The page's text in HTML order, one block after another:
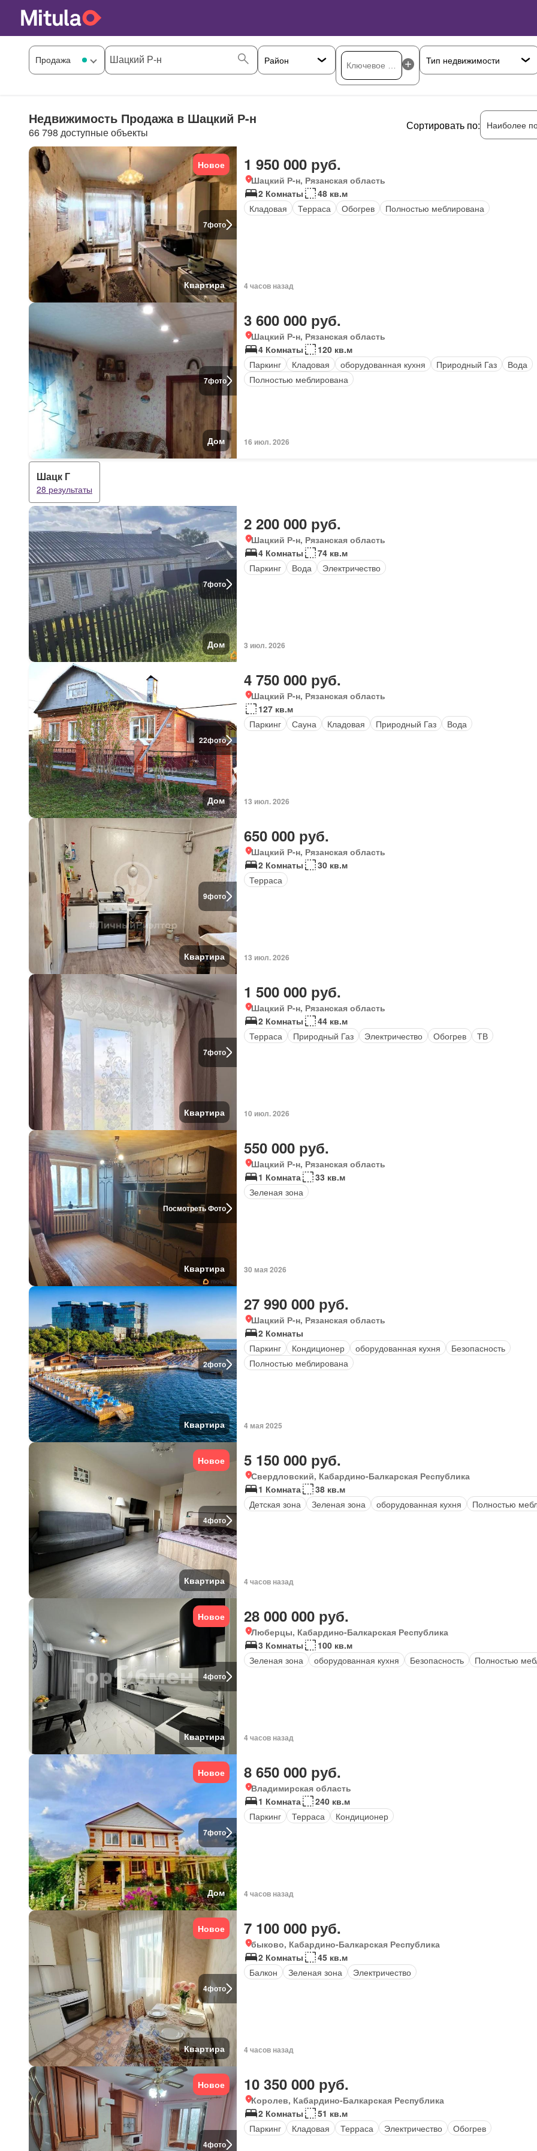
Недвижимость Продажа в Шацкий Р-н
66 798 доступные объекты
Сортировать по: Наиболее
7фото
Новое
Квартира
1 950 000 руб.
Шацкий Р-н, Рязанская область
2 Комнаты
48 кв.м
Кладовая
Терраса Обогрев Полностью меблирована
4 часов назад
7фото
Дом
3 600 000 руб.
Шацкий Р-н, Рязанская область
4 Комнаты
120 кв.м
Паркинг
Кладовая оборудованная кухня Природный Газ
Вода
Полностью меблирована
16 июл. 2026
Шацк Г
28 результаты
7фото
Дом
2 200 000 руб.
Шацкий Р-н, Рязанская область
4 Комнаты
74 кв.м
Паркинг
Вода Электричество
3 июл. 2026
22фото
Дом
4 750 000 руб.
Шацкий Р-н, Рязанская область
127 кв.м
Паркинг
Сауна Кладовая Природный Газ Вода
13 июл. 2026
9фото
Квартира
650 000 руб.
Шацкий Р-н, Рязанская область
2 Комнаты
30 кв.м
Терраса
13 июл. 2026
7фото
Квартира
1 500 000 руб.
Шацкий Р-н, Рязанская область
2 Комнаты
44 кв.м
Терраса
Природный Газ Электричество Обогрев ТВ
10 июл. 2026
Посмотреть Фото
Квартира
550 000 руб.
Шацкий Р-н, Рязанская область
1 Комната
33 кв.м
Зеленая зона
30 мая 2026
2фото
Квартира
27 990 000 руб.
Шацкий Р-н, Рязанская область
2 Комнаты
Паркинг
Кондиционер оборудованная кухня
Безопасность
Полностью меблирована
4 мая 2025
4фото
Новое
Квартира
5 150 000 руб.
Свердловский, Кабардино-Балкарская Республика
1 Комната
38 кв.м
Детская зона
Зеленая зона оборудованная кухня Полностью
4 часов назад
4фото
Новое
Квартира
28 000 000 руб.
Люберцы, Кабардино-Балкарская Республика
3 Комнаты
100 кв.м
Зеленая зона
оборудованная кухня Безопасность Полностью
4 часов назад
7фото
Новое
Дом
8 650 000 руб.
Владимирская область
1 Комната
240 кв.м
Паркинг
Терраса Кондиционер
4 часов назад
4фото
Новое
Квартира
7 100 000 руб.
быково, Кабардино-Балкарская Республика
2 Комнаты
45 кв.м
Балкон
Зеленая зона Электричество
4 часов назад
4фото
Новое 10 350 000 руб.
Королев, Кабардино-Балкарская Республика
2 Комнаты
51 кв.м
Паркинг
Кладовая Терраса Электричество Обогрев